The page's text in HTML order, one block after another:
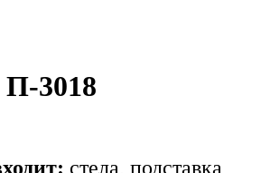
3018
стела, подставка